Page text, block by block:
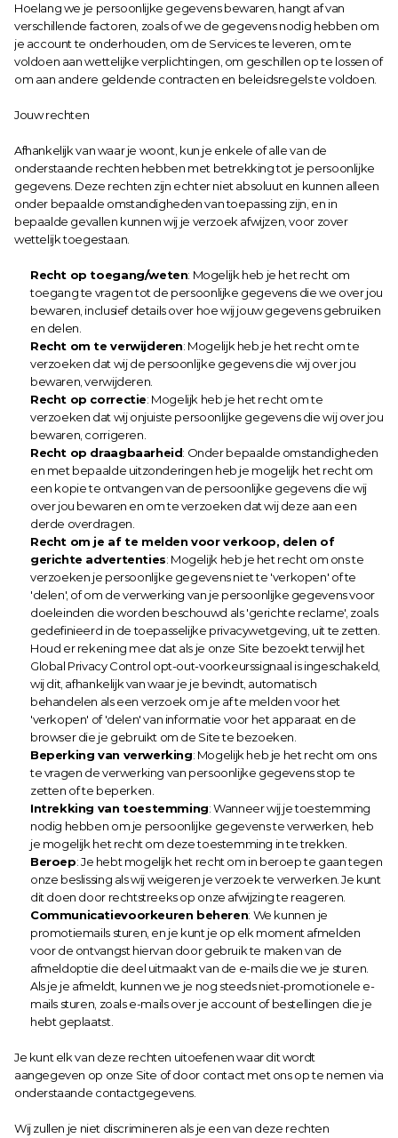
Hoelang we je persoonlijke gegevens bewaren, hangt af van
verschillende factoren, zoals of we de gegevens nodig hebben om
je account te onderhouden, om de Services te leveren, om te
voldoen aan wettelijke verplichtingen, om geschillen op te lossen of
om aan andere geldende contracten en beleidsregels te voldoen.
Jouw rechten
Afhankelijk van waar je woont, kun je enkele of alle van de
onderstaande rechten hebben met betrekking tot je persoonlijke
gegevens. Deze rechten zijn echter niet absoluut en kunnen alleen
onder bepaalde omstandigheden van toepassing zijn, en in
bepaalde gevallen kunnen wij je verzoek afwijzen, voor zover
wettelijk toegestaan.
Recht op toegang/weten: Mogelijk heb je het recht om
toegang te vragen tot de persoonlijke gegevens die we over jou
bewaren, inclusief details over hoe wij jouw gegevens gebruiken
en delen.
Recht om te verwijderen: Mogelijk heb je het recht om te
verzoeken dat wij de persoonlijke gegevens die wij over jou
bewaren, verwijderen.
Recht op correctie: Mogelijk heb je het recht om te
verzoeken dat wij onjuiste persoonlijke gegevens die wij over jou
bewaren, corrigeren.
Recht op draagbaarheid: Onder bepaalde omstandigheden
en met bepaalde uitzonderingen heb je mogelijk het recht om
een kopie te ontvangen van de persoonlijke gegevens die wij
over jou bewaren en om te verzoeken dat wij deze aan een
derde overdragen.
Recht om je af te melden voor verkoop, delen of
gerichte advertenties: Mogelijk heb je het recht om ons te
verzoeken je persoonlijke gegevens niet te 'verkopen' of te
'delen', of om de verwerking van je persoonlijke gegevens voor
doeleinden die worden beschouwd als 'gerichte reclame', zoals
gedefinieerd in de toepasselijke privacywetgeving, uit te zetten.
Houd er rekening mee dat als je onze Site bezoekt terwijl het
Global Privacy Control opt-out-voorkeurssignaal is ingeschakeld,
wij dit, afhankelijk van waar je je bevindt, automatisch
behandelen als een verzoek om je af te melden voor het
'verkopen' of 'delen' van informatie voor het apparaat en de
browser die je gebruikt om de Site te bezoeken.
Beperking van verwerking: Mogelijk heb je het recht om ons
te vragen de verwerking van persoonlijke gegevens stop te
zetten of te beperken.
Intrekking van toestemming: Wanneer wij je toestemming
nodig hebben om je persoonlijke gegevens te verwerken, heb
je mogelijk het recht om deze toestemming in te trekken.
Beroep: Je hebt mogelijk het recht om in beroep te gaan tegen
onze beslissing als wij weigeren je verzoek te verwerken. Je kunt
dit doen door rechtstreeks op onze afwijzing te reageren.
Communicatievoorkeuren beheren: We kunnen je
promotiemails sturen, en je kunt je op elk moment afmelden
voor de ontvangst hiervan door gebruik te maken van de
afmeldoptie die deel uitmaakt van de e-mails die we je sturen.
Als je je afmeldt, kunnen we je nog steeds niet-promotionele e-
mails sturen, zoals e-mails over je account of bestellingen die je
hebt geplaatst.
Je kunt elk van deze rechten uitoefenen waar dit wordt
aangegeven op onze Site of door contact met ons op te nemen via
onderstaande contactgegevens.
Wij zullen je niet discrimineren als je een van deze rechten